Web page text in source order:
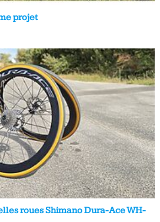
projet
roues Shimano Dura-Ace WH-